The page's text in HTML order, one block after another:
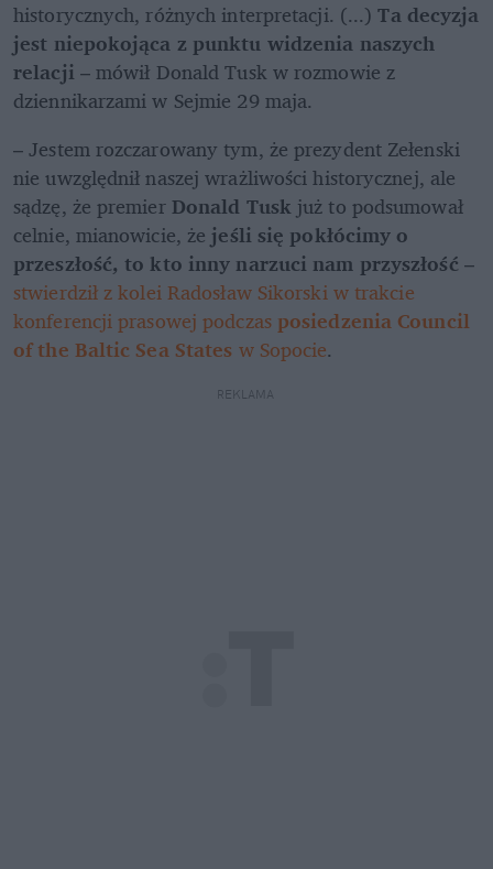
historycznych, różnych interpretacji. (...) Ta decyzja
jest niepokojąca z punktu widzenia naszych
relacji – mówił Donald Tusk w rozmowie z
dziennikarzami w Sejmie 29 maja.
– Jestem rozczarowany tym, że prezydent Zełenski
nie uwzględnił naszej wrażliwości historycznej, ale
sądzę, że premier Donald Tusk już to podsumował
celnie, mianowicie, że jeśli się pokłócimy o
przeszłość, to kto inny narzuci nam przyszłość –
stwierdził z kolei Radosław Sikorski w trakcie
konferencji prasowej podczas posiedzenia Council
of the Baltic Sea States w Sopocie.
REKLAMA